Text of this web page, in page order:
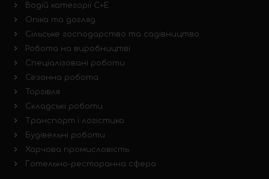
Водій категорії C+E
Опіка та догляд
Сільське господарство та садівництво
Робота на виробництві
Спеціалізовані роботи
Сезонна робота
Торгівля
Складські роботи
Транспорт і логістика
Будівельні роботи
Харчова промисловість
Готельно-ресторанна сфера